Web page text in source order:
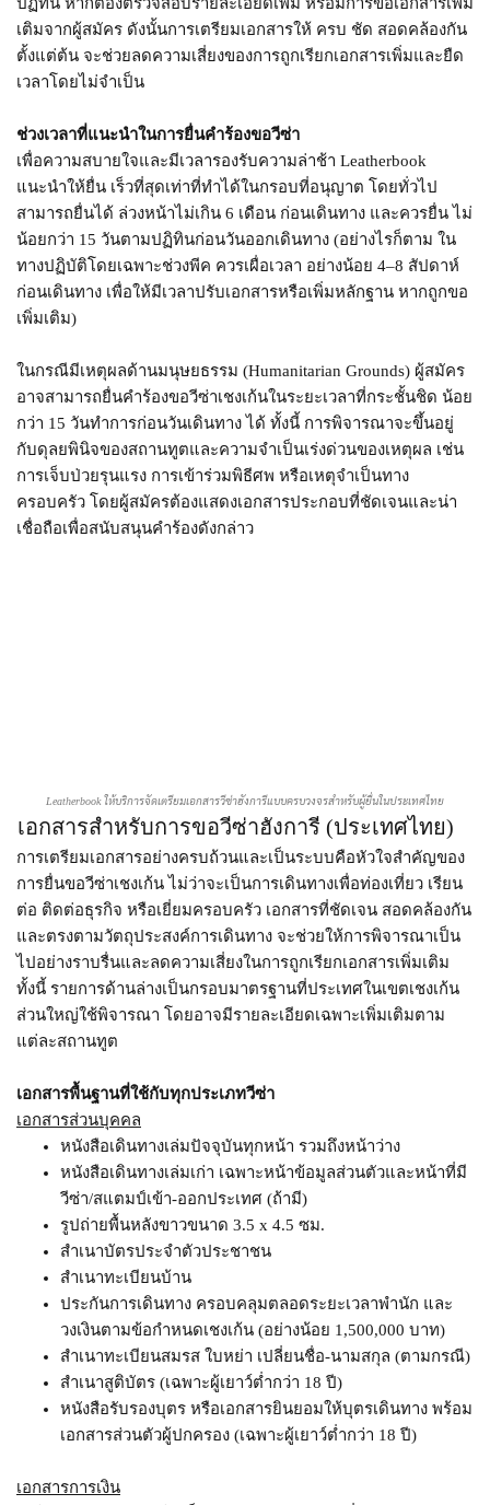
เติมจากผู้สมัคร ดังนั้นการเตรียมเอกสารให้ ครบ ชัด สอดคล้องกัน
ตั้งแต่ต้น จะช่วยลดความเสี่ยงของการถูกเรียกเอกสารเพิ่มและยืด
เวลาโดยไม่จำเป็น
ช่วงเวลาที่แนะนำในการยื่นคำร้องขอวีซ่า
เพื่อความสบายใจและมีเวลารองรับความล่าช้า Leatherbook
แนะนำให้ยื่น เร็วที่สุดเท่าที่ทำได้ในกรอบที่อนุญาต โดยทั่วไป
สามารถยื่นได้ ล่วงหน้าไม่เกิน 6 เดือน ก่อนเดินทาง และควรยื่น ไม่
น้อยกว่า 15 วันตามปฏิทินก่อนวันออกเดินทาง (อย่างไรก็ตาม ใน
ทางปฏิบัติโดยเฉพาะช่วงพีค ควรเผื่อเวลา อย่างน้อย 4–8 สัปดาห์
ก่อนเดินทาง เพื่อให้มีเวลาปรับเอกสารหรือเพิ่มหลักฐาน หากถูกขอ
เพิ่มเติม)
ในกรณีมีเหตุผลด้านมนุษยธรรม (Humanitarian Grounds) ผู้สมัคร
อาจสามารถยื่นคำร้องขอวีซ่าเชงเก้นในระยะเวลาที่กระชั้นชิด น้อย
กว่า 15 วันทำการก่อนวันเดินทาง ได้ ทั้งนี้ การพิจารณาจะขึ้นอยู่
กับดุลยพินิจของสถานทูตและความจำเป็นเร่งด่วนของเหตุผล เช่น
การเจ็บป่วยรุนแรง การเข้าร่วมพิธีศพ หรือเหตุจำเป็นทาง
ครอบครัว โดยผู้สมัครต้องแสดงเอกสารประกอบที่ชัดเจนและน่า
เชื่อถือเพื่อสนับสนุนคำร้องดังกล่าว
Leatherbook ให้บริการจัดเตรียมเอกสารวีซ่าฮังการีแบบครบวงจรสำหรับผู้ยื่นในประเทศไทย
เอกสารสำหรับการขอวีซ่าฮังการี (ประเทศไทย)​
การเตรียมเอกสารอย่างครบถ้วนและเป็นระบบคือหัวใจสำคัญของ
การยื่นขอวีซ่าเชงเก้น ไม่ว่าจะเป็นการเดินทางเพื่อท่องเที่ยว เรียน
ต่อ ติดต่อธุรกิจ หรือเยี่ยมครอบครัว เอกสารที่ชัดเจน สอดคล้องกัน
และตรงตามวัตถุประสงค์การเดินทาง จะช่วยให้การพิจารณาเป็น
ไปอย่างราบรื่นและลดความเสี่ยงในการถูกเรียกเอกสารเพิ่มเติม
ทั้งนี้ รายการด้านล่างเป็นกรอบมาตรฐานที่ประเทศในเขตเชงเก้น
ส่วนใหญ่ใช้พิจารณา โดยอาจมีรายละเอียดเฉพาะเพิ่มเติมตาม
แต่ละสถานทูต
เอกสารพื้นฐานที่ใช้กับทุกประเภทวีซ่า
เอกสารส่วนบุคคล
หนังสือเดินทางเล่มปัจจุบันทุกหน้า รวมถึงหน้าว่าง
หนังสือเดินทางเล่มเก่า เฉพาะหน้าข้อมูลส่วนตัวและหน้าที่มี
วีซ่า/สแตมป์เข้า-ออกประเทศ (ถ้ามี)
รูปถ่ายพื้นหลังขาวขนาด 3.5 x 4.5 ซม.
สำเนาบัตรประจำตัวประชาชน
สำเนาทะเบียนบ้าน
ประกันการเดินทาง ครอบคลุมตลอดระยะเวลาพำนัก และ
วงเงินตามข้อกำหนดเชงเก้น (อย่างน้อย 1,500,000 บาท)
สำเนาทะเบียนสมรส ใบหย่า เปลี่ยนชื่อ-นามสกุล (ตามกรณี)
สำเนาสูติบัตร (เฉพาะผู้เยาว์ต่ำกว่า 18 ปี)
หนังสือรับรองบุตร หรือเอกสารยินยอมให้บุตรเดินทาง พร้อม
เอกสารส่วนตัวผู้ปกครอง (เฉพาะผู้เยาว์ต่ำกว่า 18 ปี)
เอกสารการเงิน